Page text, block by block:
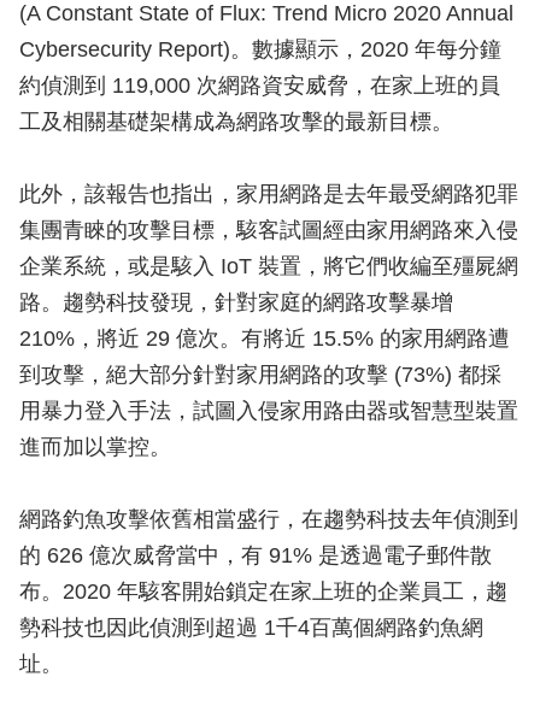
(A Constant State of Flux: Trend Micro 2020 Annual
Cybersecurity Report)。數據顯示，2020 年每分鐘
約偵測到 119,000 次網路資安威脅，在家上班的員
工及相關基礎架構成為網路攻擊的最新目標。
此外，該報告也指出，家用網路是去年最受網路犯罪
集團青睞的攻擊目標，駭客試圖經由家用網路來入侵
企業系統，或是駭入 IoT 裝置，將它們收編至殭屍網
路。趨勢科技發現，針對家庭的網路攻擊暴增
210%，將近 29 億次。有將近 15.5% 的家用網路遭
到攻擊，絕大部分針對家用網路的攻擊 (73%) 都採
用暴力登入手法，試圖入侵家用路由器或智慧型裝置
進而加以掌控。
網路釣魚攻擊依舊相當盛行，在趨勢科技去年偵測到
的 626 億次威脅當中，有 91% 是透過電子郵件散
布。2020 年駭客開始鎖定在家上班的企業員工，趨
勢科技也因此偵測到超過 1千4百萬個網路釣魚網
址。